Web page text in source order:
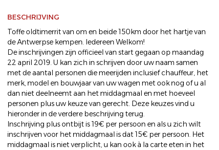
BESCHRIJVING
Toffe oldtimerrit van om en beide 150km door het hartje van
de Antwerpse kempen. Iedereen Welkom!
De inschrijvingen zijn officieel van start gegaan op maandag
22 april 2019. U kan zich in schrijven door uw naam samen
met de aantal personen die meerijden inclusief chauffeur, het
merk, model en bouwjaar van uw wagen met ook nog of u al
dan niet deelneemt aan het middagmaal en met hoeveel
personen plus uw keuze van gerecht. Deze keuzes vind u
hieronder in de verdere beschrijving terug.
Inschrijving plus ontbijt is 19€ per persoon en als u zich wilt
inschrijven voor het middagmaal is dat 15€ per persoon. Het
middagmaal is niet verplicht, u kan ook à la carte eten in het